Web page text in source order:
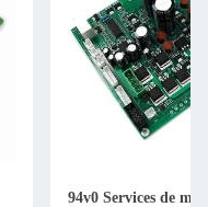
94v0 Services de